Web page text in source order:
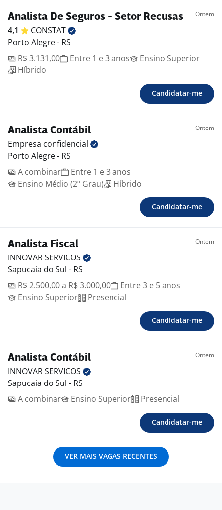
Analista De Seguros - Setor Recusas Ontem
4,1
CONSTAT
Porto Alegre - RS
R$ 3.131,00
Entre 1 e 3 anos
Ensino Superior
Híbrido
Candidatar-me
Analista Contábil Ontem
Empresa confidencial
Porto Alegre - RS
A combinar
Entre 1 e 3 anos
Ensino Médio (2º Grau)
Híbrido
Candidatar-me
Analista Fiscal Ontem
INNOVARSERVICOS
Sapucaia do Sul - RS
R$ 2.500,00 a R$ 3.000,00
Entre 3 e 5 anos
Ensino Superior
Presencial
Candidatar-me
Analista Contábil Ontem
INNOVARSERVICOS
Sapucaia do Sul - RS
A combinar
Ensino Superior Presencial
Candidatar-me
VER MAIS VAGAS RECENTES